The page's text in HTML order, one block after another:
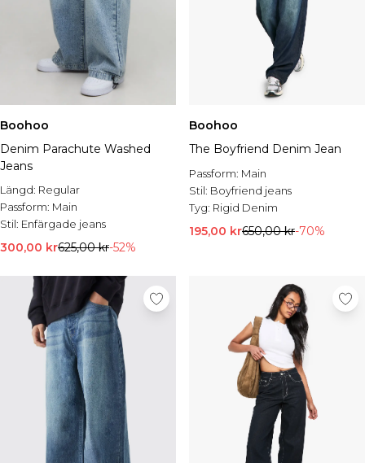
Boohoo
Denim Parachute Washed
Jeans
Längd: Regular
Passform: Main
Stil: Enfärgade jeans
300,00 kr625,00 kr-52%
Boohoo
The Boyfriend Denim Jean
Passform: Main
Stil: Boyfriend jeans
Tyg: Rigid Denim
195,00 kr650,00 kr-70%